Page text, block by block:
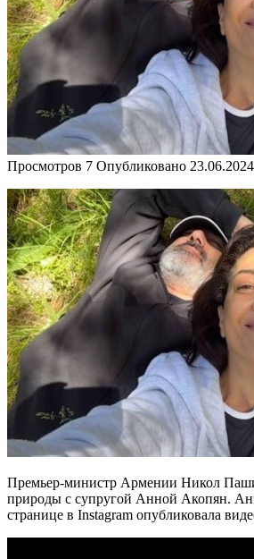
Просмотров 7 Опубликовано 23.06.2024
Премьер-министр Армении Никол
природы с супругой Анной Акопян.
странице в Instagram опубликовала